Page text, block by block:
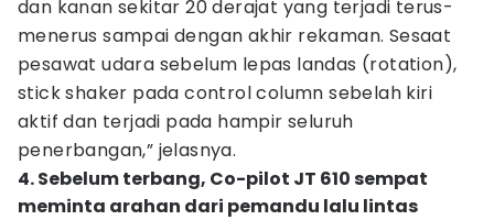
dan kanan sekitar 20 derajat yang terjadi terus-
menerus sampai dengan akhir rekaman. Sesaat
pesawat udara sebelum lepas landas (rotation),
stick shaker pada control column sebelah kiri
aktif dan terjadi pada hampir seluruh
penerbangan,” jelasnya.
4. Sebelum terbang, Co-pilot JT 610 sempat
meminta arahan dari pemandu lalu lintas